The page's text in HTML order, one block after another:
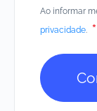
Ao informar
privacidade. *